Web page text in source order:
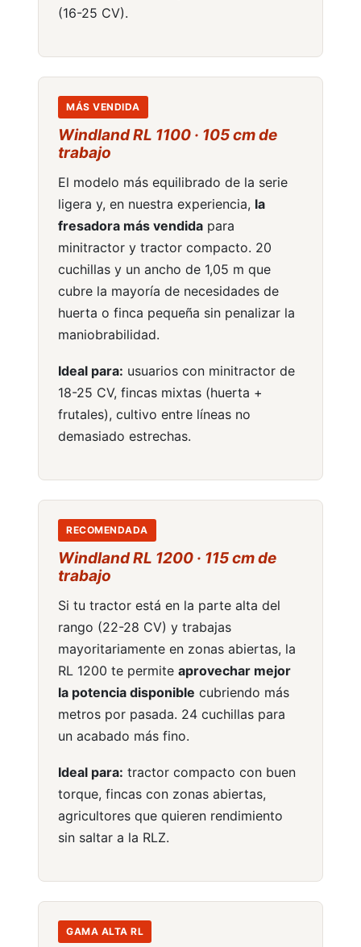
Minitractores
Forestal
Aperos
(16-25 CV).
MÁS VENDIDA
Windland RL 1100 · 105 cm de
trabajo
El modelo más equilibrado de la serie
ligera y, en nuestra experiencia, la
fresadora más vendida para
minitractor y tractor compacto. 20
cuchillas y un ancho de 1,05 m que
cubre la mayoría de necesidades de
huerta o finca pequeña sin penalizar la
maniobrabilidad.
Ideal para: usuarios con minitractor de
18-25 CV, fincas mixtas (huerta +
frutales), cultivo entre líneas no
demasiado estrechas.
RECOMENDADA
Windland RL 1200 · 115 cm de
trabajo
Si tu tractor está en la parte alta del
rango (22-28 CV) y trabajas
mayoritariamente en zonas abiertas, la
RL 1200 te permite aprovechar mejor
la potencia disponible cubriendo más
metros por pasada. 24 cuchillas para
un acabado más fino.
Ideal para: tractor compacto con buen
torque, fincas con zonas abiertas,
agricultores que quieren rendimiento
sin saltar a la RLZ.
GAMA ALTA RL